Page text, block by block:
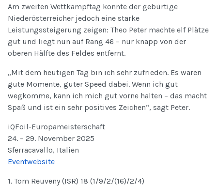
Am zweiten Wettkampftag konnte der gebürtige
Niederösterreicher jedoch eine starke
Leistungssteigerung zeigen: Theo Peter machte elf Plätze
gut und liegt nun auf Rang 46 – nur knapp von der
oberen Hälfte des Feldes entfernt.
„Mit dem heutigen Tag bin ich sehr zufrieden. Es waren
gute Momente, guter Speed dabei. Wenn ich gut
wegkomme, kann ich mich gut vorne halten – das macht
Spaß und ist ein sehr positives Zeichen“, sagt Peter.
iQFoil-Europameisterschaft
24. – 29. November 2025
Sferracavallo, Italien
Eventwebsite
1. Tom Reuveny (ISR) 18 (1/9/2/(16)/2/4)